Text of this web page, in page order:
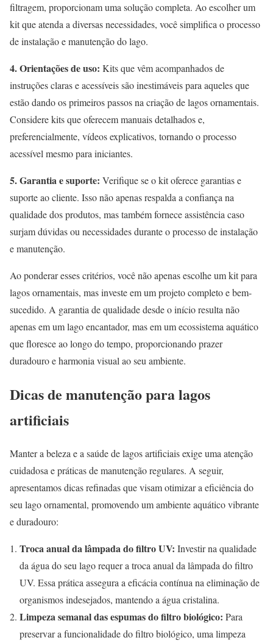
filtragem, proporcionam uma solução completa. Ao escolher um
kit que atenda a diversas necessidades, você simplifica o processo
de instalação e manutenção do lago.
4. Orientações de uso: Kits que vêm acompanhados de
instruções claras e acessíveis são inestimáveis para aqueles que
estão dando os primeiros passos na criação de lagos ornamentais.
Considere kits que oferecem manuais detalhados e,
preferencialmente, vídeos explicativos, tornando o processo
acessível mesmo para iniciantes.
5. Garantia e suporte: Verifique se o kit oferece garantias e
suporte ao cliente. Isso não apenas respalda a confiança na
qualidade dos produtos, mas também fornece assistência caso
surjam dúvidas ou necessidades durante o processo de instalação
e manutenção.
Ao ponderar esses critérios, você não apenas escolhe um kit para
lagos ornamentais, mas investe em um projeto completo e bem-
sucedido. A garantia de qualidade desde o início resulta não
apenas em um lago encantador, mas em um ecossistema aquático
que floresce ao longo do tempo, proporcionando prazer
duradouro e harmonia visual ao seu ambiente.
Dicas de manutenção para lagos
artificiais
Manter a beleza e a saúde de lagos artificiais exige uma atenção
cuidadosa e práticas de manutenção regulares. A seguir,
apresentamos dicas refinadas que visam otimizar a eficiência do
seu lago ornamental, promovendo um ambiente aquático vibrante
e duradouro:
Troca anual da lâmpada do filtro UV: Investir na qualidade
da água do seu lago requer a troca anual da lâmpada do filtro
UV. Essa prática assegura a eficácia contínua na eliminação de
organismos indesejados, mantendo a água cristalina.
Limpeza semanal das espumas do filtro biológico: Para
preservar a funcionalidade do filtro biológico, uma limpeza